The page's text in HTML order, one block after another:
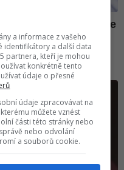
a informace z vašeho
identifikátory a další data
partnera, kteří je mohou
konkrétně tento
údaje o přesné
údaje zpracovávat na
můžete vznést
části této stránky nebo
nebo odvolání
a souborů cookie.